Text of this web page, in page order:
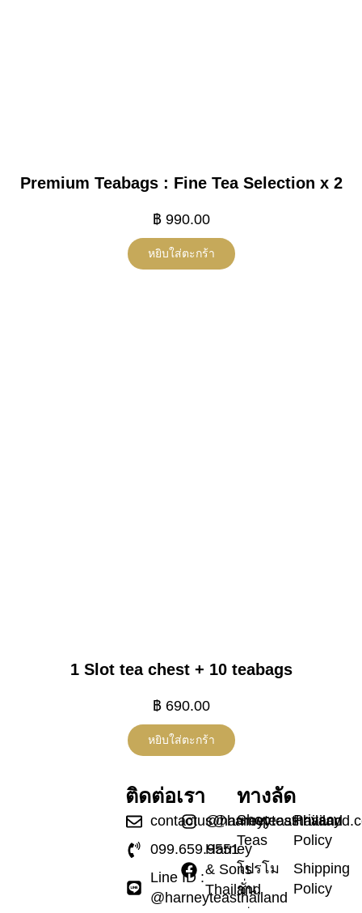
Premium Teabags : Fine Tea Selection x 2
฿990.00
หยิบใส่ตะกร้า
1 Slot tea chest + 10 teabags
฿690.00
หยิบใส่ตะกร้า
ทางลัด
Shop
Teas
โปรโม
ชั่น
Privacy
Policy
Shipping
Policy
ติดต่อเรา
099.659.9551
Line ID :
@harneyteasthailand
@harneyteasthailand
Harney
& Sons
Thailand